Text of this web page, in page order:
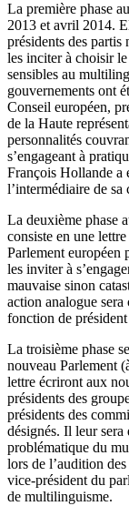
La première phase
2013 et avril 2014.
présidents des partis
les inciter à choisir
sensibles au
gouvernements ont
Conseil européen,
de la Haute
personnalités
s’engageant à
François Hollande a
l’intermédiaire de sa
La deuxième phase
consiste en une
Parlement européen
les inviter à
mauvaise sinon
action analogue sera
fonction de
La troisième phase
nouveau Parlement
lettre écriront aux
présidents des
présidents des
désignés. Il leur sera
problématique du
lors de l’audition
vice-président du
de multilinguisme.